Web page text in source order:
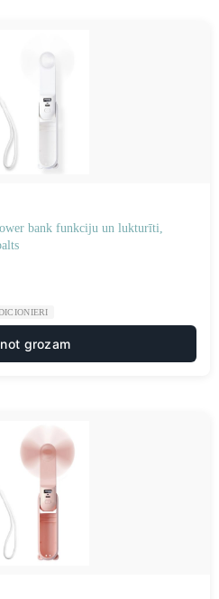
bank funkciju un lukturīti,
grozam